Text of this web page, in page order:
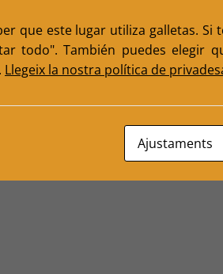
que este lugar utiliza galletas. Si
todo". También puedes elegir
Llegeix la nostra política de
Ajustaments